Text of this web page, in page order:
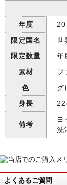
年度
限定国名
世
限定数量
年
素材
フ
色
グ
身長
備考
ヨ
洗
よくあるご質問